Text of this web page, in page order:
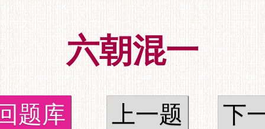
六朝混一
题库 上一题 下